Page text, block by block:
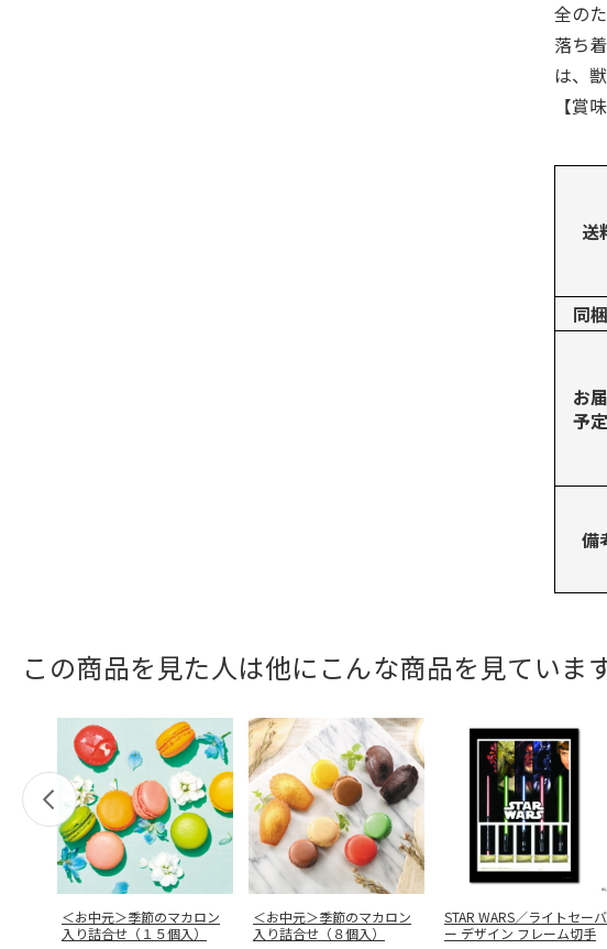
全の
落ち
は、
【賞
送
同
お
予
備
この商品を見た人は他にこんな商品を見ています
＜お中元＞季節のマカロン
入り詰合せ（１５個入）
＜お中元＞季節のマカロン
入り詰合せ（８個入）
STAR WARS／ライトセーバ
ー デザイン フレーム切手